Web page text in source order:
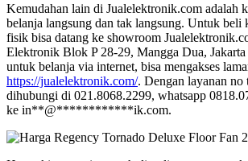
Kemudahan lain di Jualelektronik.com adalah
belanja langsung dan tak langsung. Untuk beli
fisik bisa datang ke showroom
Elektronik Blok P 28-29, Mangga Dua, Jakarta
untuk belanja via internet, bisa mengakses
https://jualelektronik.com/. Dengan layanan no
dihubungi di 021.8068.2299, whatsapp
ke in**@************ik.com.